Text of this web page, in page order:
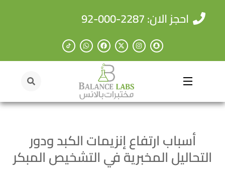
احجز الان: 2287-000-92
أسباب ارتفاع إنزيمات الكبد ودور
التحاليل المخبرية في التشخيص المبكر